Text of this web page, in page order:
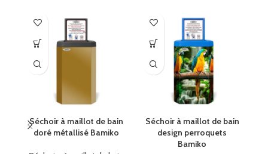
Séchoir à maillot de bain
doré métallisé Bamiko
Séchoir à maillot de bain
design perroquets
Bamiko